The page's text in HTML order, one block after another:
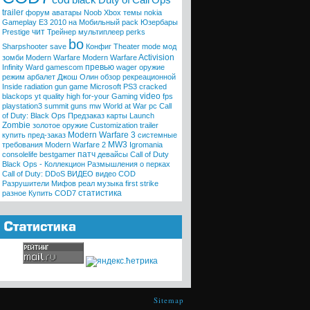
trailer форум аватары Noob Xbox темы nokia
Gameplay E3 2010 на Мобильный pack Юзербары
Prestige чит Трейнер мультиплеер perks
Sharpshooter save bo Конфиг Theater mode мод
зомби Modern Warfare Modern WarfareActivision
Infinity Ward gamescom превью wager оружие
режим арбалет Джош Олин обзор рекреационной
Inside radiation gun game Microsoft PS3 cracked
blackops yt quality high for-your Gaming video fps
playstation3 summit guns mw World at War pc Call
of Duty: Black Ops Предзаказ карты Launch
Zombie золотое оружие Customization trailer
купить пред-заказ Modern Warfare 3 системные
требования Modern Warfare 2 MW3 Igromania
consolelife bestgamer патч девайсы Call of Duty
Black Ops - Коллекцион Размышления о перках
Call of Duty: DDoS ВИДЕО видео COD
Разрушители Мифов реал музыка first strike
разное Купить COD7 статистика
Sitemap